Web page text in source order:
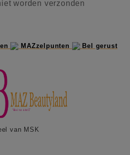
worden verzonden
MAZzelpunten
Bel gerust
van MSK